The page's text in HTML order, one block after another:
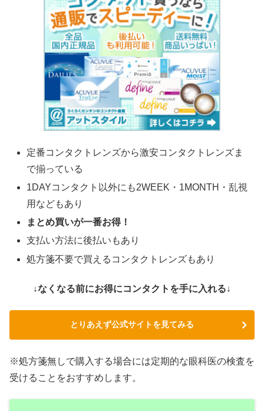
定番コンタクトレンズから激安コンタクトレンズま
で揃っている
1DAYコンタクト以外にも2WEEK・1MONTH・乱視
用などもあり
まとめ買いが一番お得！
支払い方法に後払いもあり
処方箋不要で買えるコンタクトレンズもあり
↓なくなる前にお得にコンタクトを手に入れる↓
とりあえず公式サイトを見てみる
※処方箋無しで購入する場合には定期的な眼科医の検査を
受けることをおすすめします。